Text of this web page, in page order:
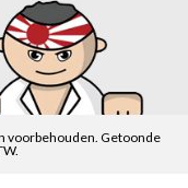
voorbehouden. Getoonde